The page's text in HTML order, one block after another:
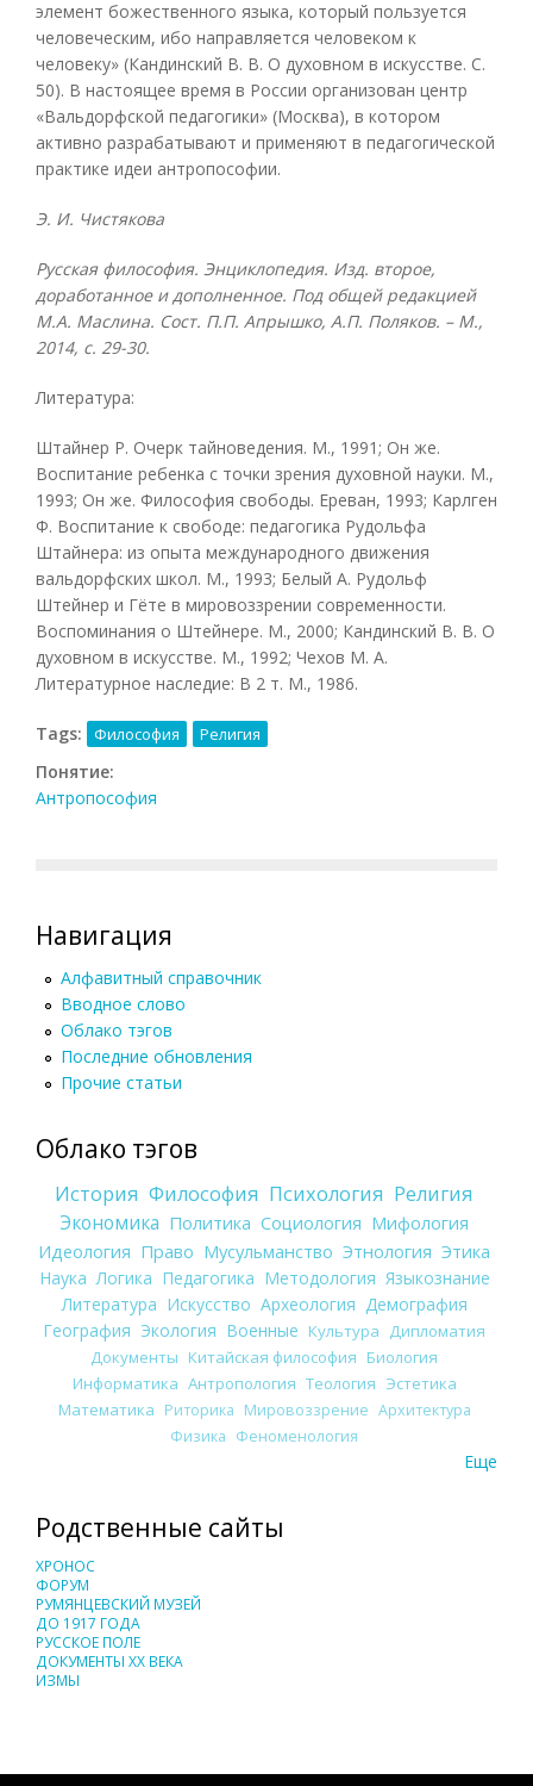
элемент божественного языка, который пользуется
человеческим, ибо направляется человеком к
человеку» (Кандинский В. В. О духовном в искусстве. С.
50). В настоящее время в России организован центр
«Вальдорфской педагогики» (Москва), в котором
активно разрабатывают и применяют в педагогической
практике идеи антропософии.
Э. И. Чистякова
Русская философия. Энциклопедия. Изд. второе,
доработанное и дополненное. Под общей редакцией
М.А. Маслина. Сост. П.П. Апрышко, А.П. Поляков. – М.,
2014, с. 29-30.
Литература:
Штайнер Р. Очерк тайноведения. М., 1991; Он же.
Воспитание ребенка с точки зрения духовной науки. М.,
1993; Он же. Философия свободы. Ереван, 1993; Карлген
Ф. Воспитание к свободе: педагогика Рудольфа
Штайнера: из опыта международного движения
вальдорфских школ. М., 1993; Белый А. Рудольф
Штейнер и Гёте в мировоззрении современности.
Воспоминания о Штейнере. М., 2000; Кандинский В. В. О
духовном в искусстве. М., 1992; Чехов М. А.
Литературное наследие: В 2 т. М., 1986.
Tags: Философия Религия
Понятие:
Антропософия
Навигация
Алфавитный справочник
Вводное слово
Облако тэгов
Последние обновления
Прочие статьи
Облако тэгов
История Философия Психология Религия
Экономика Политика Социология Мифология
Идеология Право Мусульманство Этнология Этика
Наука Логика Педагогика Методология Языкознание
Литература Искусство Археология Демография
География Экология Военные Культура
Дипломатия
Документы Китайская философия Биология
Информатика Антропология Теология Эстетика
Математика Риторика Мировоззрение Архитектура
Физика Феноменология
Еще
Родственные сайты
ХРОНОС
ФОРУМ
РУМЯНЦЕВСКИЙ МУЗЕЙ
ДО 1917 ГОДА
РУССКОЕ ПОЛЕ
ДОКУМЕНТЫ XX ВЕКА
ИЗМЫ